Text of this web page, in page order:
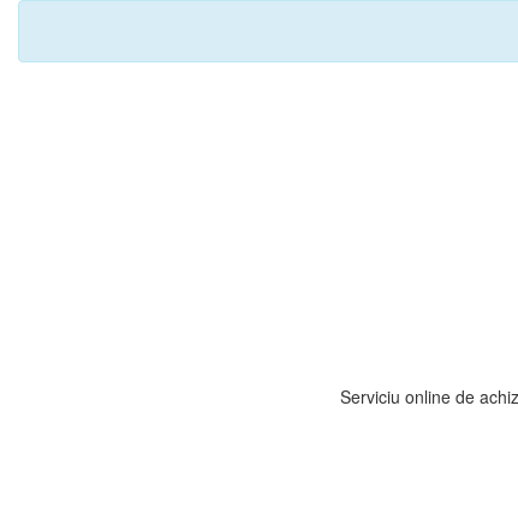
Serviciu online de